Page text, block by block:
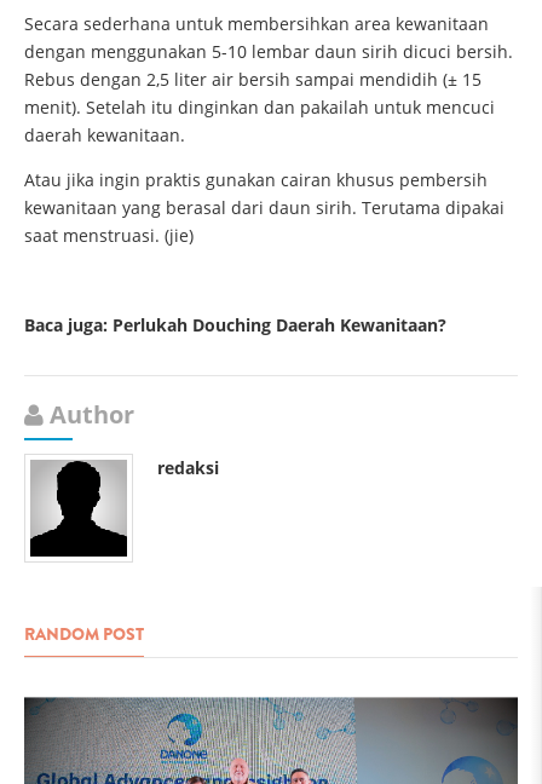
Secara sederhana untuk membersihkan area kewanitaan
dengan menggunakan 5-10 lembar daun sirih dicuci bersih.
Rebus dengan 2,5 liter air bersih sampai mendidih (± 15
menit). Setelah itu dinginkan dan pakailah untuk mencuci
daerah kewanitaan.
Atau jika ingin praktis gunakan cairan khusus pembersih
kewanitaan yang berasal dari daun sirih. Terutama dipakai
saat menstruasi. (jie)
Baca juga: Perlukah Douching Daerah Kewanitaan?
Author
redaksi
RANDOM POST